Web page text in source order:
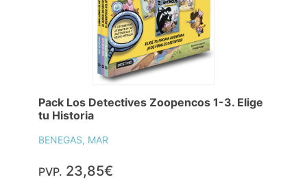
Pack Los Detectives Zoopencos 1-3. Elige
tu Historia
BENEGAS, MAR
PVP. 23,85€